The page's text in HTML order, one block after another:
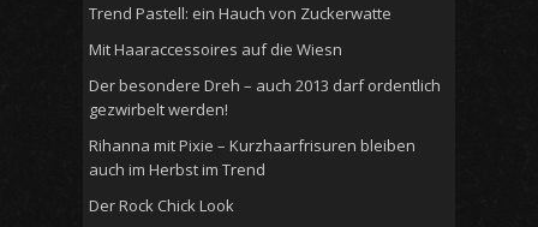
Trend Pastell: ein Hauch von Zuckerwatte
Mit Haaraccessoires auf die Wiesn
Der besondere Dreh – auch 2013 darf ordentlich
gezwirbelt werden!
Rihanna mit Pixie – Kurzhaarfrisuren bleiben
auch im Herbst im Trend
Der Rock Chick Look